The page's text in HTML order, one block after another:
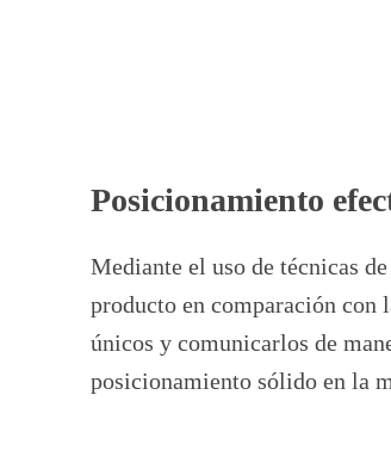
Posicionamiento
Mediante el uso de técnicas
producto en comparación con
únicos y comunicarlos de
posicionamiento sólido en la